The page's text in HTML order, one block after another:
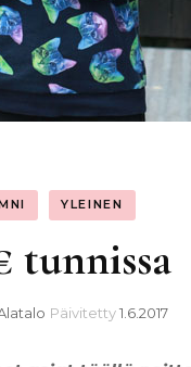
YLEINEN
tunnissa
Päivitetty1.6.2017